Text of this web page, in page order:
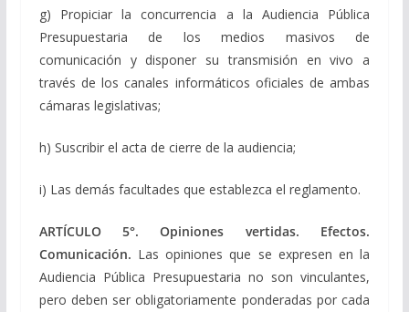
g) Propiciar la concurrencia a la Audiencia Pública
Presupuestaria de los medios masivos de
comunicación y disponer su transmisión en vivo a
través de los canales informáticos oficiales de ambas
cámaras legislativas;
h) Suscribir el acta de cierre de la audiencia;
i) Las demás facultades que establezca el reglamento.
ARTÍCULO 5°. Opiniones vertidas. Efectos.
Comunicación. Las opiniones que se expresen en la
Audiencia Pública Presupuestaria no son vinculantes,
pero deben ser obligatoriamente ponderadas por cada